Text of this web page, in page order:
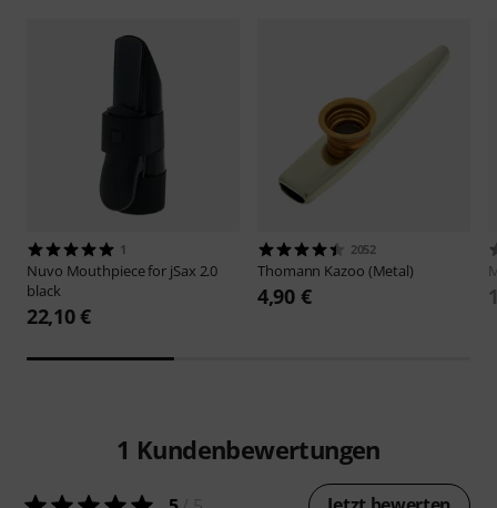
1
Nuvo Mouthpiece for jSax 2.0
black
22,10 €
2052
Thomann Kazoo (Metal)
4,90 €
1 Kundenbewertungen